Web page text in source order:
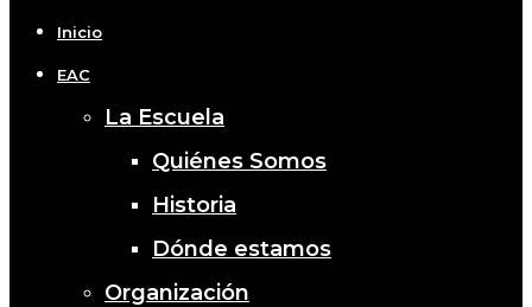
Inicio
EAC
La Escuela
Quiénes Somos
Historia
Dónde estamos
Organización